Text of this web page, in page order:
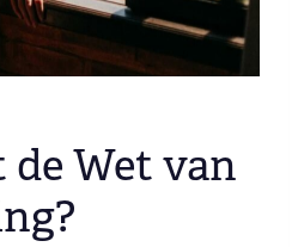
Wet van